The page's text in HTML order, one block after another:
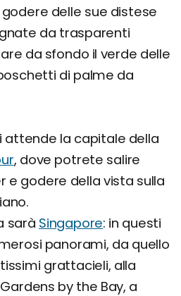
delle sue distese
da trasparenti
da sfondo il verde delle
di palme da
attende la capitale della
, dove potrete salire
e godere della vista sulla
sarà Singapore: in questi
panorami, da quello
grattacieli, alla
by the Bay, a